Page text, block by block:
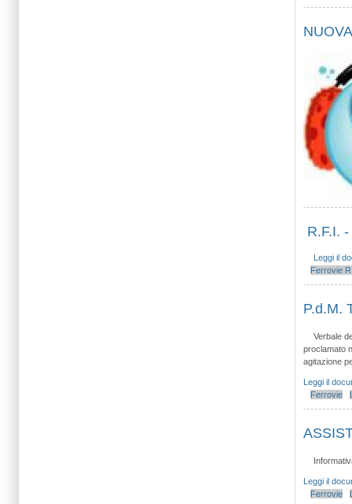
R.F.I.
Leggi il
Ferrovie
P.d.M.
Verbale
proclamato
agitazione
Leggi il
Ferrovie
Leggi il
Ferrovie